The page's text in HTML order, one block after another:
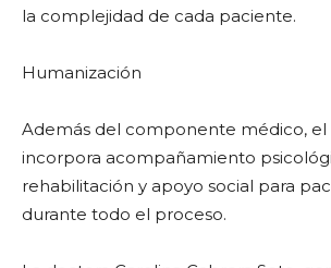
la complejidad de cada paciente.
Humanización
Además del componente médico,
incorpora acompañamiento
rehabilitación y apoyo social para
durante todo el proceso.